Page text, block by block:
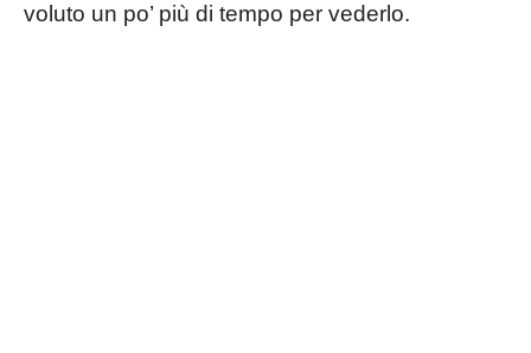
voluto un po’ più di tempo per vederlo.